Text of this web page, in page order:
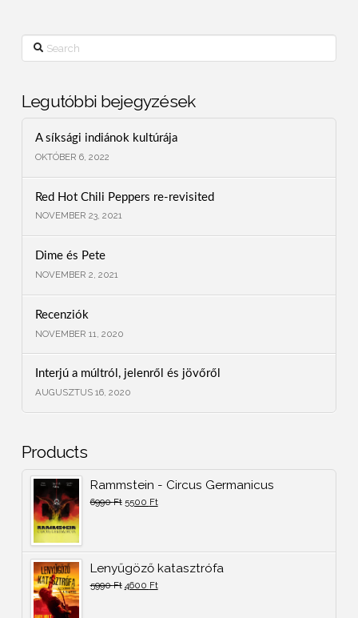
Search
Legutóbbi bejegyzések
A síksági indiánok kultúrája
OKTÓBER 6, 2022
Red Hot Chili Peppers re-revisited
NOVEMBER 23, 2021
Dime és Pete
NOVEMBER 2, 2021
Recenziók
NOVEMBER 11, 2020
Interjú a múltról, jelenről és jövőről
AUGUSZTUS 16, 2020
Products
Rammstein - Circus Germanicus
6990Ft 5500 Ft
Lenyűgöző katasztrófa
5990Ft 4600 Ft